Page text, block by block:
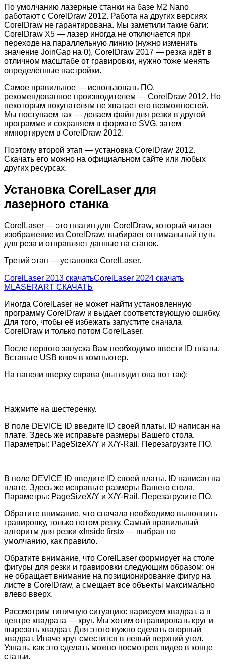
По умолчанию лазерные станки на базе M2 Nano
работают с CorelDraw 2012. Работа на других версиях
CorelDraw не гарантирована. Мы заметили такие баги:
CorelDraw X5 — лазер иногда не отключается при
переходе на параллельную линию (нужно изменить
значение JoinGap на 0), CorelDraw 2017 — резка идёт в
отличном масштабе от гравировки, нужно тоже менять
определённые настройки.
Самое правильное — использовать ПО,
рекомендованное производителем — CorelDraw 2012. Но
некоторым покупателям не хватает его возможностей.
Мы поступаем так — делаем файл для резки в другой
программе и сохраняем в формате SVG, затем
импортируем в CorelDraw 2012.
Поэтому второй этап — установка CorelDraw 2012.
Скачать его можно на официальном сайте или любых
других ресурсах.
Установка CorelLaser для
лазерного станка
CorelLaser — это плагин для CorelDraw, который читает
изображение из CorelDraw, выбирает оптимальный путь
для реза и отправляет данные на станок.
Третий этап — установка CorelLaser.
CorelLaser 2013 скачатьCorelLaser 2024 скачать
MLASERART СКАЧАТЬ
Иногда CorelLaser не может найти установленную
программу CorelDraw и выдает соответствующую ошибку.
Для того, чтобы её избежать запустите сначала
CorelDraw и только потом CorelLaser.
После первого запуска Вам необходимо ввести ID платы.
Вставьте USB ключ в компьютер.
На панели вверху справа (выглядит она вот так):
Нажмите на шестеренку.
В поле DEVICE ID введите ID своей платы. ID написан на
плате. Здесь же исправьте размеры Вашего стола.
Параметры: PageSizeX/Y и X/Y-Rail. Перезагрузите ПО.
В поле DEVICE ID введите ID своей платы. ID написан на
плате. Здесь же исправьте размеры Вашего стола.
Параметры: PageSizeX/Y и X/Y-Rail. Перезагрузите ПО.
Обратите внимание, что сначала необходимо выполнить
гравировку, только потом резку. Самый правильный
алгоритм для резки «Inside first» — выбран по
умолчанию, как правило.
Обратите внимание, что CorelLaser формирует на столе
фигуры для резки и гравировки следующим образом: он
не обращает внимание на позиционирование фигур на
листе в CorelDraw, а смещает все объекты максимально
влево вверх.
Рассмотрим типичную ситуацию: нарисуем квадрат, а в
центре квадрата — круг. Мы хотим отгравировать круг и
вырезать квадрат. Для этого нужно сделать опорный
квадрат. Иначе круг сместится в левый верхний угол.
Узнать, как это сделать можно посмотрев видео в конце
статьи.